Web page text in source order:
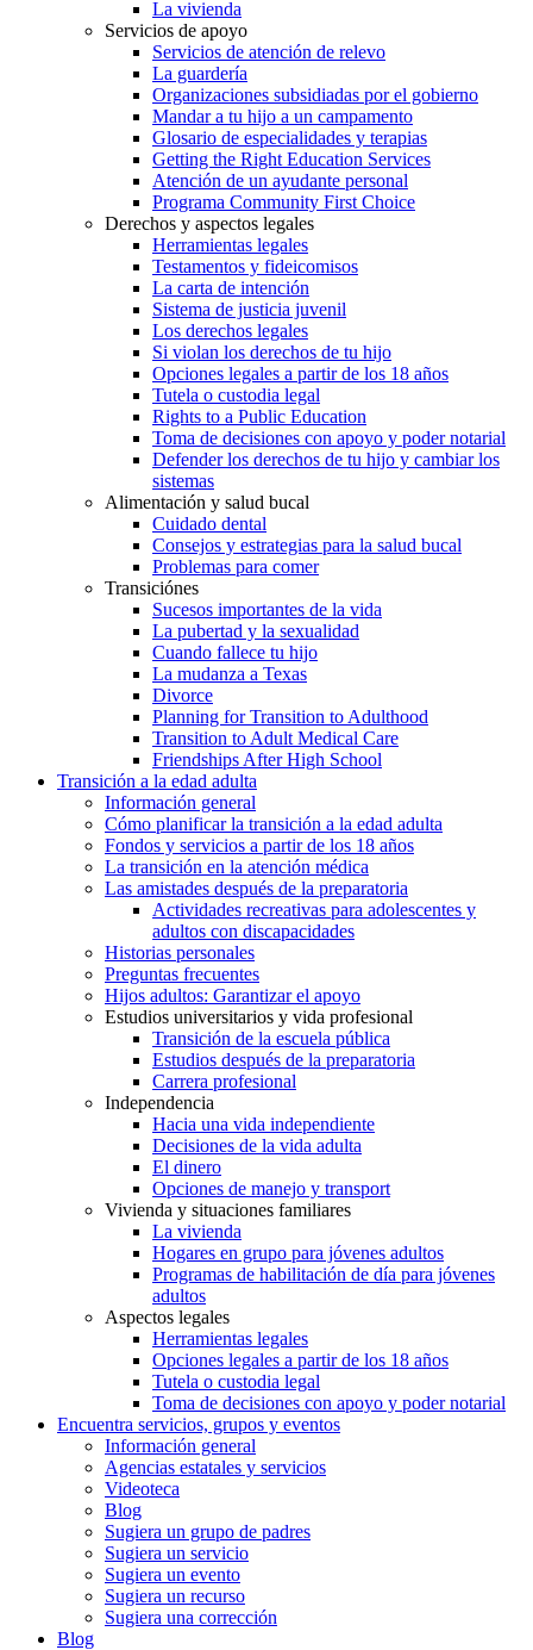
La vivienda
Servicios de apoyo
Servicios de atención de relevo
La guardería
Organizaciones subsidiadas por el gobierno
Mandar a tu hijo a un campamento
Glosario de especialidades y terapias
Getting the Right Education Services
Atención de un ayudante personal
Programa Community First Choice
Derechos y aspectos legales
Herramientas legales
Testamentos y fideicomisos
La carta de intención
Sistema de justicia juvenil
Los derechos legales
Si violan los derechos de tu hijo
Opciones legales a partir de los 18 años
Tutela o custodia legal
Rights to a Public Education
Toma de decisiones con apoyo y poder notarial
Defender los derechos de tu hijo y cambiar los
sistemas
Alimentación y salud bucal
Cuidado dental
Consejos y estrategias para la salud bucal
Problemas para comer
Transiciónes
Sucesos importantes de la vida
La pubertad y la sexualidad
Cuando fallece tu hijo
La mudanza a Texas
Divorce
Planning for Transition to Adulthood
Transition to Adult Medical Care
Friendships After High School
Transición a la edad adulta
Información general
Cómo planificar la transición a la edad adulta
Fondos y servicios a partir de los 18 años
La transición en la atención médica
Las amistades después de la preparatoria
Actividades recreativas para adolescentes y
adultos con discapacidades
Historias personales
Preguntas frecuentes
Hijos adultos: Garantizar el apoyo
Estudios universitarios y vida profesional
Transición de la escuela pública
Estudios después de la preparatoria
Carrera profesional
Independencia
Hacia una vida independiente
Decisiones de la vida adulta
El dinero
Opciones de manejo y transport
Vivienda y situaciones familiares
La vivienda
Hogares en grupo para jóvenes adultos
Programas de habilitación de día para jóvenes
adultos
Aspectos legales
Herramientas legales
Opciones legales a partir de los 18 años
Tutela o custodia legal
Toma de decisiones con apoyo y poder notarial
Encuentra servicios, grupos y eventos
Información general
Agencias estatales y servicios
Videoteca
Blog
Sugiera un grupo de padres
Sugiera un servicio
Sugiera un evento
Sugiera un recurso
Sugiera una corrección
Blog